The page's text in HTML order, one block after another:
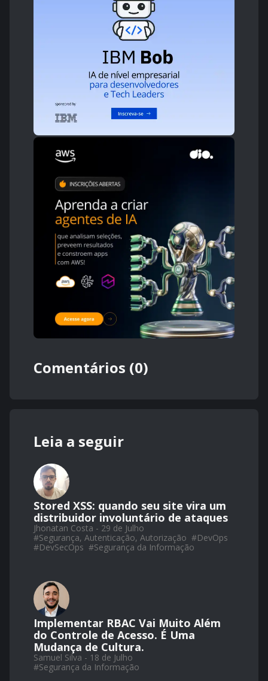
Comentários (0)
Leia a seguir
Stored XSS: quando seu site vira um
distribuidor involuntário de ataques
Jhonatan Costa - 29 de Julho
#Segurança, Autenticação, Autorização #DevOps
#DevSecOps #Segurança da Informação
Implementar RBAC Vai Muito Além
do Controle de Acesso. É Uma
Mudança de Cultura.
Samuel Silva - 18 de Julho
#Segurança da Informação